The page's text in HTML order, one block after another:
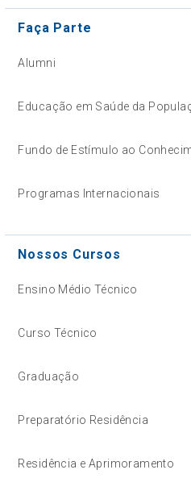
Faça Parte
Alumni
Educação em Saúde da
Fundo de Estímulo ao
Programas Internacionais
Nossos Cursos
Ensino Médio Técnico
Curso Técnico
Graduação
Preparatório Residência
Residência e Aprimoramento